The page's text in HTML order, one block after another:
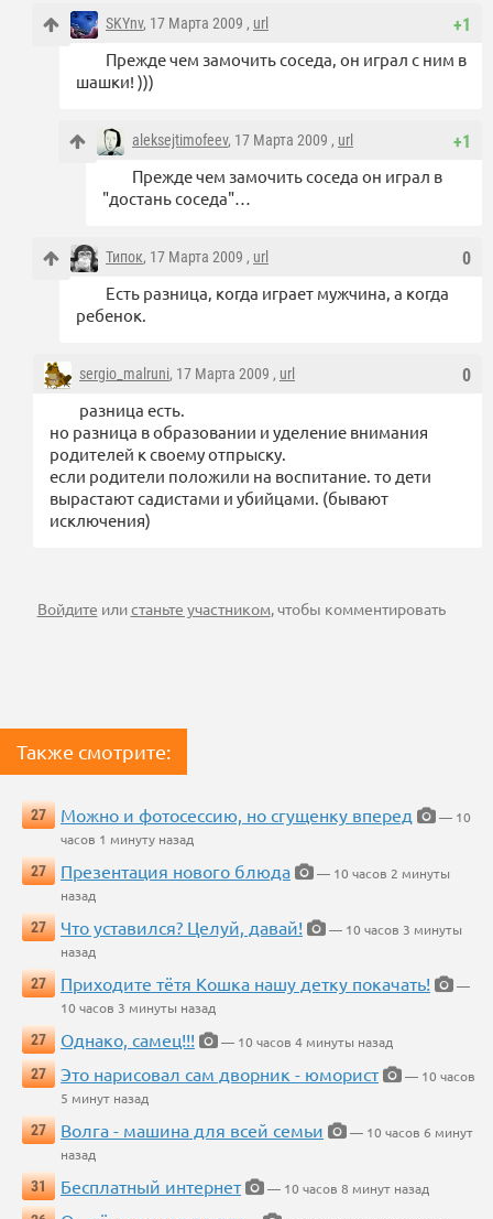
+1
SKYnv, 17 Марта 2009 , url
Прежде чем замочить соседа, он играл с ним в
шашки! )))
+1
aleksejtimofeev, 17 Марта 2009 , url
Прежде чем замочить соседа он играл в
"достань соседа"…
0
Типок, 17 Марта 2009 , url
Есть разница, когда играет мужчина, а когда
ребенок.
0
sergio_malruni, 17 Марта 2009 , url
разница есть.
но разница в образовании и уделение внимания
родителей к своему отпрыску.
если родители положили на воспитание. то дети
вырастают садистами и убийцами. (бывают
исключения)
Войдите илистаньте участником, чтобы комментировать
Также смотрите:
27 Можно и фотосессию, но сгущенку вперед
— 10
часов 1 минуту назад
27
Презентация нового блюда
— 10 часов 2 минуты
назад
27
Что уставился? Целуй, давай!
— 10 часов 3 минуты
назад
27
Приходите тётя Кошка нашу детку покачать!
—
10 часов 3 минуты назад
27
Однако, самец!!!
— 10 часов 4 минуты назад
27
Это нарисовал сам дворник - юморист
— 10 часов
5 минут назад
27
Волга - машина для всей семьи
— 10 часов 6 минут
назад
31
Бесплатный интернет
— 10 часов 8 минут назад